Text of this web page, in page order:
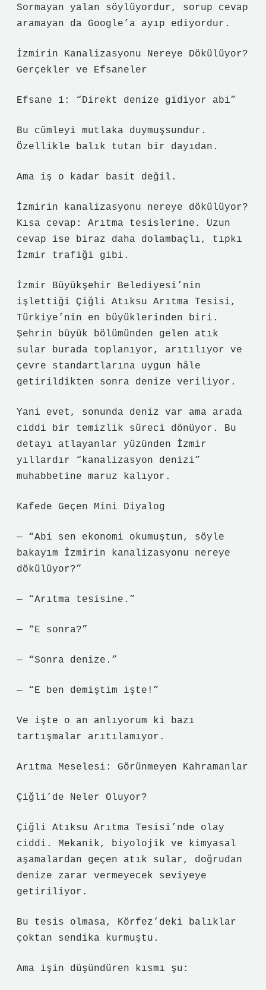
Sormayan yalan söylüyordur, sorup cevap
aramayan da Google’a ayıp ediyordur.
İzmirin Kanalizasyonu Nereye Dökülüyor?
Gerçekler ve Efsaneler
Efsane 1: “Direkt denize gidiyor abi”
Bu cümleyi mutlaka duymuşsundur.
Özellikle balık tutan bir dayıdan.
Ama iş o kadar basit değil.
İzmirin kanalizasyonu nereye dökülüyor?
Kısa cevap: Arıtma tesislerine. Uzun
cevap ise biraz daha dolambaçlı, tıpkı
İzmir trafiği gibi.
İzmir Büyükşehir Belediyesi’nin
işlettiği Çiğli Atıksu Arıtma Tesisi,
Türkiye’nin en büyüklerinden biri.
Şehrin büyük bölümünden gelen atık
sular burada toplanıyor, arıtılıyor ve
çevre standartlarına uygun hâle
getirildikten sonra denize veriliyor.
Yani evet, sonunda deniz var ama arada
ciddi bir temizlik süreci dönüyor. Bu
detayı atlayanlar yüzünden İzmir
yıllardır “kanalizasyon denizi”
muhabbetine maruz kalıyor.
Kafede Geçen Mini Diyalog
— “Abi sen ekonomi okumuştun, söyle
bakayım İzmirin kanalizasyonu nereye
dökülüyor?”
— “Arıtma tesisine.”
— “E sonra?”
— “Sonra denize.”
— “E ben demiştim işte!”
Ve işte o an anlıyorum ki bazı
tartışmalar arıtılamıyor.
Arıtma Meselesi: Görünmeyen Kahramanlar
Çiğli’de Neler Oluyor?
Çiğli Atıksu Arıtma Tesisi’nde olay
ciddi. Mekanik, biyolojik ve kimyasal
aşamalardan geçen atık sular, doğrudan
denize zarar vermeyecek seviyeye
getiriliyor.
Bu tesis olmasa, Körfez’deki balıklar
çoktan sendika kurmuştu.
Ama işin düşündüren kısmı şu: